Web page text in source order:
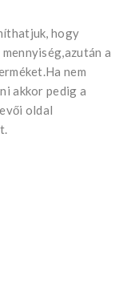
hogy
a
nem
akkor pedig a
oldal